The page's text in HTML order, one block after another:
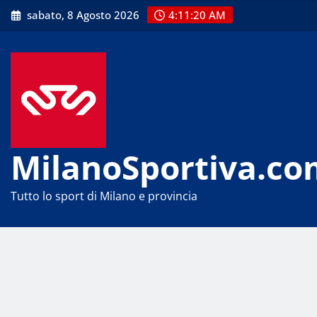
Skip
to
sabato, 8 Agosto 2026 4:11:20 AM
Tutto lo sport di Milano e provincia